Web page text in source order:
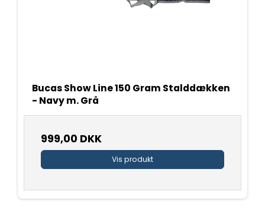
Bucas Show Line 150 Gram Stalddækken
- Navy m. Grå
999,00 DKK
Vis produkt